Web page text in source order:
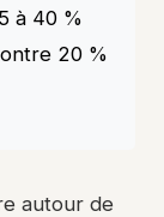
à 40 %
20 %
autour de